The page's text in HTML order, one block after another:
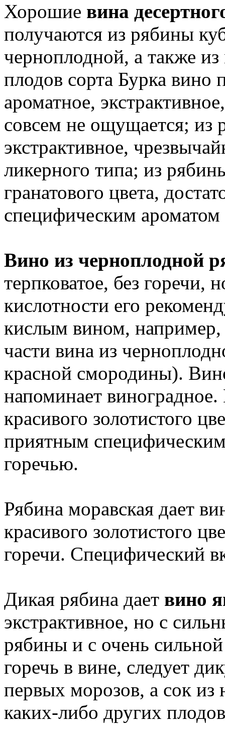
Хорошие вина
получаются из рябины
черноплодной, а также
плодов сорта Бурка вино
ароматное,
совсем не ощущается; из
экстрактивное,
ликерного типа; из
гранатового цвета,
специфическим
Вино из черноплодной
терпковатое, без горечи,
кислотности его
кислым вином,
части вина из
красной смородины).
напоминает
красивого золотистого
приятным
горечью.
Рябина моравская дает
красивого золотистого
горечи. Специфический
Дикая рябина дает вино
экстрактивное, но с
рябины и с очень
горечь в вине, следует
первых морозов, а сок из
каких-либо других